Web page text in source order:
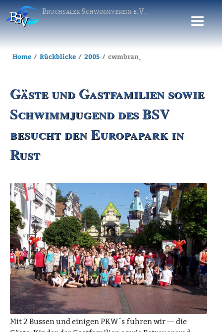
Bruchsaler Schwimmverein e.V.
Home Rückblicke 2005 cwmbran_20050728_europapark
Gäste und Gastfamilien sowie
Schwimmjugend des BSV
besucht den Europapark in
Rust
Mit 2 Bussen und einigen PKW´s fuhren wir — die